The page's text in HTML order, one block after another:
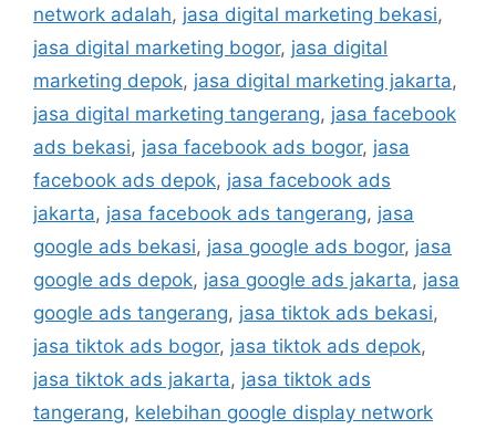
network adalah, jasa digital marketing bekasi,
jasa digital marketing bogor, jasa digital
marketing depok, jasa digital marketing jakarta,
jasa digital marketing tangerang, jasa facebook
ads bekasi, jasa facebook ads bogor, jasa
facebook ads depok, jasa facebook ads
jakarta, jasa facebook ads tangerang, jasa
google ads bekasi, jasa google ads bogor, jasa
google ads depok, jasa google ads jakarta, jasa
google ads tangerang, jasa tiktok ads bekasi,
jasa tiktok ads bogor, jasa tiktok ads depok,
jasa tiktok ads jakarta, jasa tiktok ads
tangerang, kelebihan google display network